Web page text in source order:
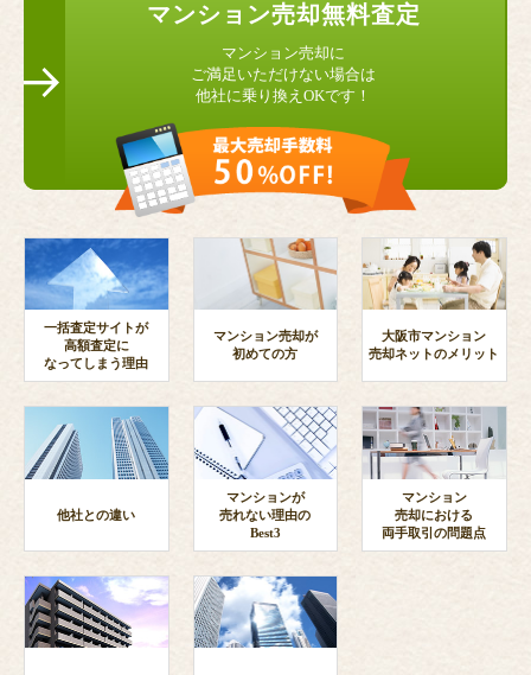
マンション売却無料査定
マンション売却に
ご満足いただけない場合は
他社に乗り換えOKです！
一括査定サイトが
高額査定に
なってしまう理由
マンション売却が
初めての方
大阪市マンション
売却ネットのメリット
他社との違い
マンションが
売れない理由の
Best3
マンション
売却における
両手取引の問題点